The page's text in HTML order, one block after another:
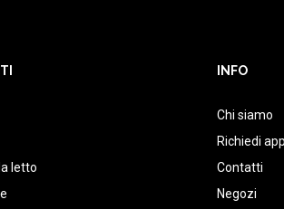
letto
INFO
Chi siamo
Richiedi
Contatti
Negozi